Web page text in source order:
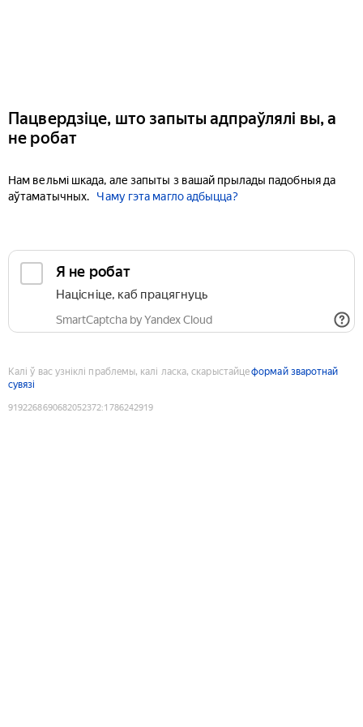
Пацвердзіце, што запыты адпраўлялі вы, а
не робат
Нам вельмі шкада, але запыты з вашай прылады падобныя да
аўтаматычных.
Чаму гэта магло адбыцца?
Я не робат
Націсніце, каб працягнуць
SmartCaptcha by Yandex Cloud
Калі ў вас узніклі праблемы, калі ласка, скарыстайцеформай зваротнай
сувязі
9192268690682052372:1786242919